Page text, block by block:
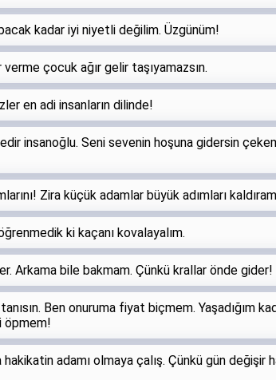
kadar iyi niyetli değilim. Üzgünüm!
çocuk ağır gelir taşıyamazsın.
en adi insanların dilinde!
insanoğlu. Seni sevenin hoşuna gidersin
Zira küçük adamlar büyük adımları
ki kaçanı kovalayalım.
Arkama bile bakmam. Çünkü krallar önde gider!
Ben onuruma fiyat biçmem. Yaşadığım
öpmem!
hakikatin adamı olmaya çalış. Çünkü gün değişir